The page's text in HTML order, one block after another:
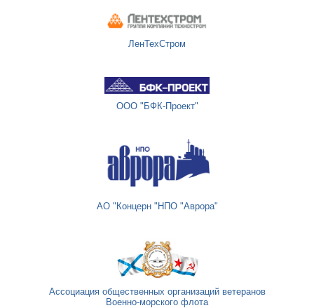
ЛенТехСтром
ООО "БФК-Проект"
АО "Концерн "НПО "Аврора"
Ассоциация общественных организаций ветеранов
Военно-морского флота